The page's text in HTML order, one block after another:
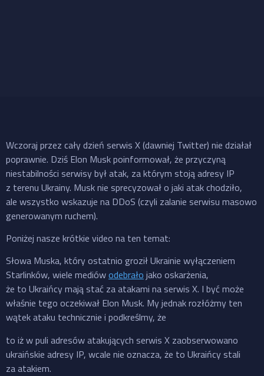
Wczoraj przez cały dzień serwis X (dawniej Twitter) nie działał
poprawnie. Dziś Elon Musk poinformował, że przyczyną
niestabilności serwisy był atak, za którym stoją adresy IP
z terenu Ukrainy. Musk nie sprecyzował o jaki atak chodziło,
ale wszystko wskazuje na DDoS (czyli zalanie serwisu masowo
generowanym ruchem).
Poniżej nasze krótkie video na ten temat:
Słowa Muska, który ostatnio groził Ukrainie wyłączeniem
Starlinków, wiele mediówodebrało jako oskarżenia,
że to Ukraińcy mają stać za atakami na serwis X. I być może
właśnie tego oczekiwał Elon Musk. My jednak rozłóżmy ten
wątek ataku technicznie i podkreślmy, że
to iż w puli adresów atakujących serwis X zaobserwowano
ukraińskie adresy IP, wcale nie oznacza, że to Ukraińcy stali
za atakiem.